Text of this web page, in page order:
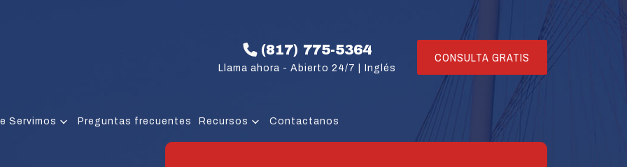
(817) 775-5364
Llama ahora - Abierto 24/7 | Inglés
CONSULTA GRATIS
Servimos Preguntas frecuentes Recursos Contactanos